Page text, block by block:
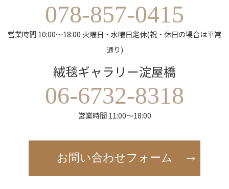
078-857-0415
営業時間 10:00～18:00 火曜日・水曜日定休(祝・休日の場合は平常
通り)
絨毯ギャラリー淀屋橋
06-6732-8318
営業時間 11:00～18:00
お問い合わせフォーム